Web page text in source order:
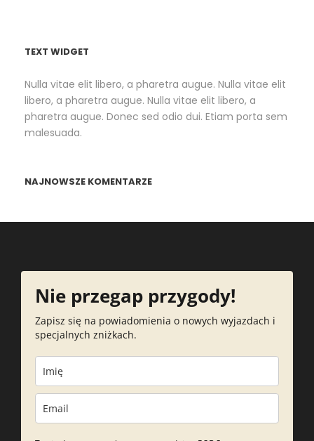
TEXT WIDGET
Nulla vitae elit libero, a pharetra augue. Nulla vitae elit
libero, a pharetra augue. Nulla vitae elit libero, a
pharetra augue. Donec sed odio dui. Etiam porta sem
malesuada.
NAJNOWSZE KOMENTARZE
Nie przegap przygody!
Zapisz się na powiadomienia o nowych wyjazdach i
specjalnych zniżkach.